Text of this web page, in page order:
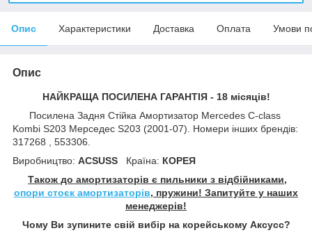
Опис Характеристики Доставка Оплата Умови
Опис
НАЙКРАЩА ПОСИЛЕНА ГАРАНТІЯ - 18 місяців!
Посилена Задня Стійка Амортизатор Mercedes C-class
Kombi S203 Мерседес S203 (2001-07). Номери інших брендів:
317268 , 553306.
Виробництво: ACSUSS Країна: КОРЕЯ
Також до амортизаторів є пильники з відбійниками,
опори стоєк амортизаторів, пружини! Запитуйте у наших
менеджерів!
Чому Ви зупините свій вибір на корейському Аксусс?